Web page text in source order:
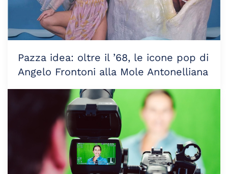
Pazza idea: oltre il ’68, le icone pop di
Angelo Frontoni alla Mole Antonelliana